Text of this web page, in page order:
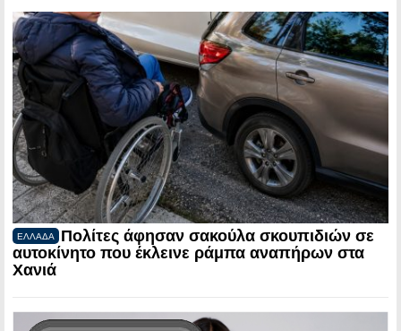
ΕΛΛΑΔΑ
Πολίτες άφησαν σακούλα σκουπιδιών σε
αυτοκίνητο που έκλεινε ράμπα αναπήρων στα
Χανιά